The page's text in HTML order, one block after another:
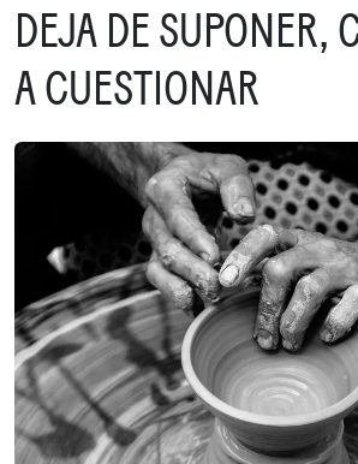
DEJA DE SUPONER,
A CUESTIONAR